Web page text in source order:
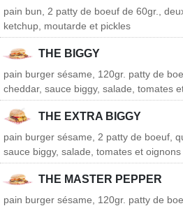
pain bun, 2 patty de boeuf de 60gr.,
ketchup, moutarde et pickles
THE BIGGY
pain burger sésame, 120gr. patty de
cheddar, sauce biggy, salade, tomates
THE EXTRA BIGGY
pain burger sésame, 2 patty de boeuf,
sauce biggy, salade, tomates et
THE MASTER PEPPER
pain burger sésame, 120gr. patty de